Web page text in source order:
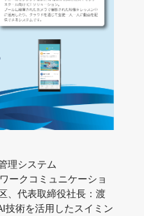
理システム
ークコミュニケーショ
、代表取締役社長：渡
技術を活用したスイミン